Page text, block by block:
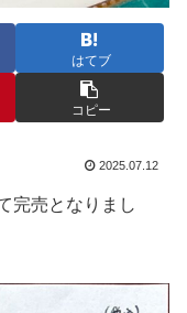
はてブ
コピー
2025.07.12
完売となりまし